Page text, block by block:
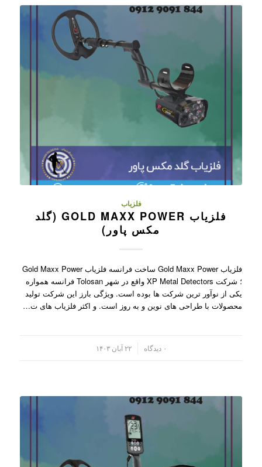
فلزیاب
فلزیاب GOLD MAXX POWER (گلد
مکس پاور)
فلزیاب Gold Maxx Power ساخت فرانسه فلزیاب Gold Maxx Power
؛ شرکت XP Metal Detectors واقع در شهر Tolosan فرانسه همواره
یکی از نوآور ترین شرکت ها بوده است. ویژگی بارز این شرکت تولید
محصولات با طراحی های نوین و به روز است. و اکثر فلزیاب های ت…
۰ دیدگاه ۲۲ آبان ۱۴۰۳